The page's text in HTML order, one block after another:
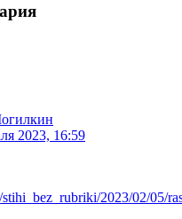
2023, 16:59
2023/02/05/